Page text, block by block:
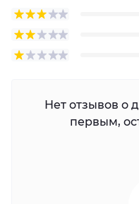
Нет отзывов о
первым,